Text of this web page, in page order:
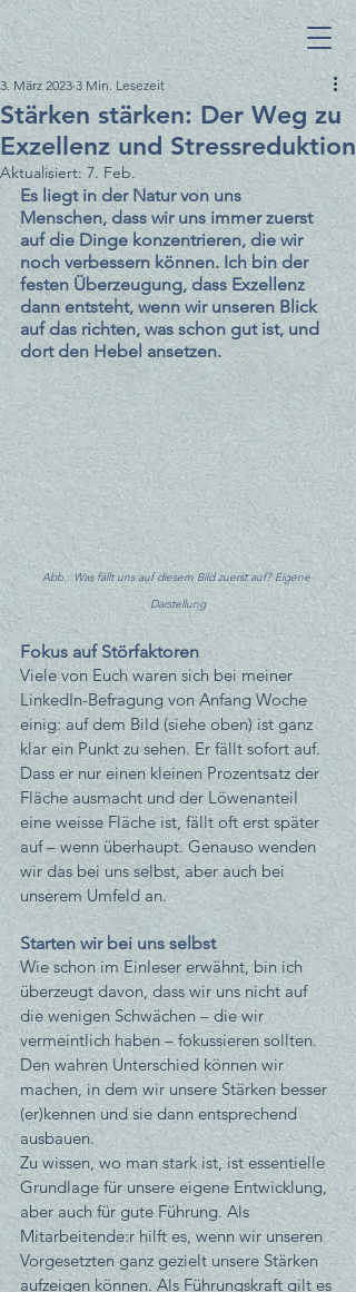
Stärken stärken: Der Weg zu
Exzellenz und Stressreduktion
3. März 2023 3 Min. Lesezeit
Aktualisiert: 7. Feb.
Es liegt in der Natur von uns
Menschen, dass wir uns immer zuerst
auf die Dinge konzentrieren, die wir
noch verbessern können. Ich bin der
festen Überzeugung, dass Exzellenz
dann entsteht, wenn wir unseren Blick
auf das richten, was schon gut ist, und
dort den Hebel ansetzen.
Abb.: Was fällt uns auf diesem Bild zuerst auf? Eigene
Darstellung
Fokus auf Störfaktoren
Viele von Euch waren sich bei meiner
LinkedIn-Befragung von Anfang Woche
einig: auf dem Bild (siehe oben) ist ganz
klar ein Punkt zu sehen. Er fällt sofort auf.
Dass er nur einen kleinen Prozentsatz der
Fläche ausmacht und der Löwenanteil
eine weisse Fläche ist, fällt oft erst später
auf – wenn überhaupt. Genauso wenden
wir das bei uns selbst, aber auch bei
unserem Umfeld an.
Starten wir bei uns selbst
Wie schon im Einleser erwähnt, bin ich
überzeugt davon, dass wir uns nicht auf
die wenigen Schwächen – die wir
vermeintlich haben – fokussieren sollten.
Den wahren Unterschied können wir
machen, in dem wir unsere Stärken besser
(er)kennen und sie dann entsprechend
ausbauen.
Zu wissen, wo man stark ist, ist essentielle
Grundlage für unsere eigene Entwicklung,
aber auch für gute Führung. Als
Mitarbeitende:r hilft es, wenn wir unseren
Vorgesetzten ganz gezielt unsere Stärken
aufzeigen können. Als Führungskraft gilt es